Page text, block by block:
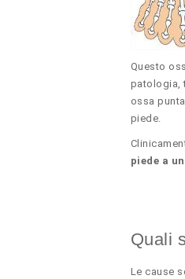
Questo
patologia,
ossa
piede.
piede a
Quali
Le cause